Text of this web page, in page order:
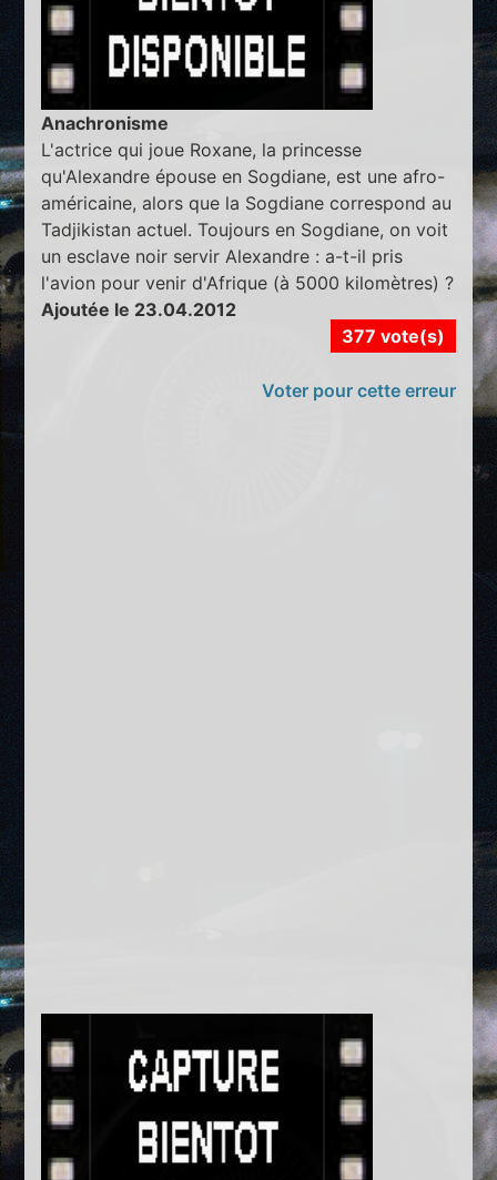
Anachronisme
L'actrice qui joue Roxane, la princesse
qu'Alexandre épouse en Sogdiane, est une afro-
américaine, alors que la Sogdiane correspond au
Tadjikistan actuel. Toujours en Sogdiane, on voit
un esclave noir servir Alexandre : a-t-il pris
l'avion pour venir d'Afrique (à 5000 kilomètres) ?
Ajoutée le 23.04.2012
377 vote(s)
Voter pour cette erreur